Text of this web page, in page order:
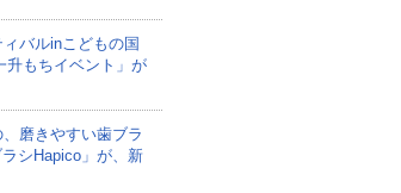
バルinこどもの国
升もちイベント」が
磨きやすい歯ブラ
シHapico」が、新